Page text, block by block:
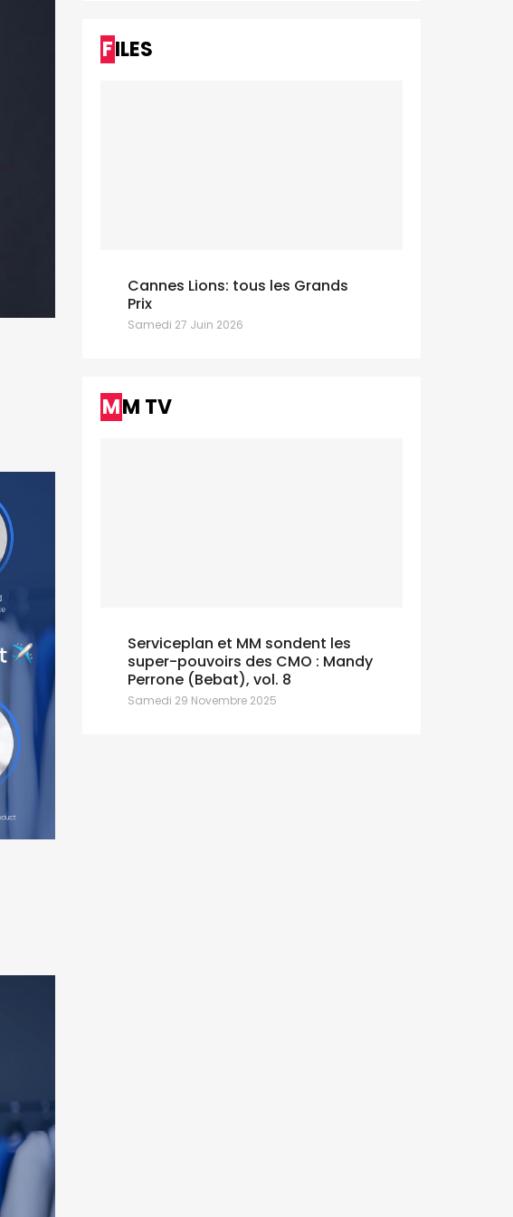
FILES
Cannes Lions: tous les Grands
Prix
Samedi 27 Juin 2026
MM TV
Serviceplan et MM sondent les
super-pouvoirs des CMO : Mandy
Perrone (Bebat), vol. 8
Samedi 29 Novembre 2025